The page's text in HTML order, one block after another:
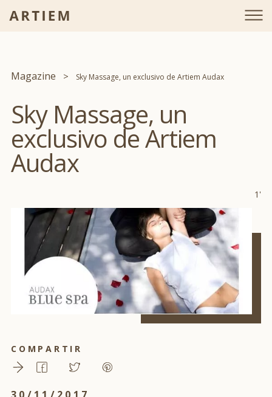
Magazine Sky Massage, un exclusivo de Artiem Audax
Sky Massage, un
exclusivo de Artiem
Audax
COMPARTIR
1'